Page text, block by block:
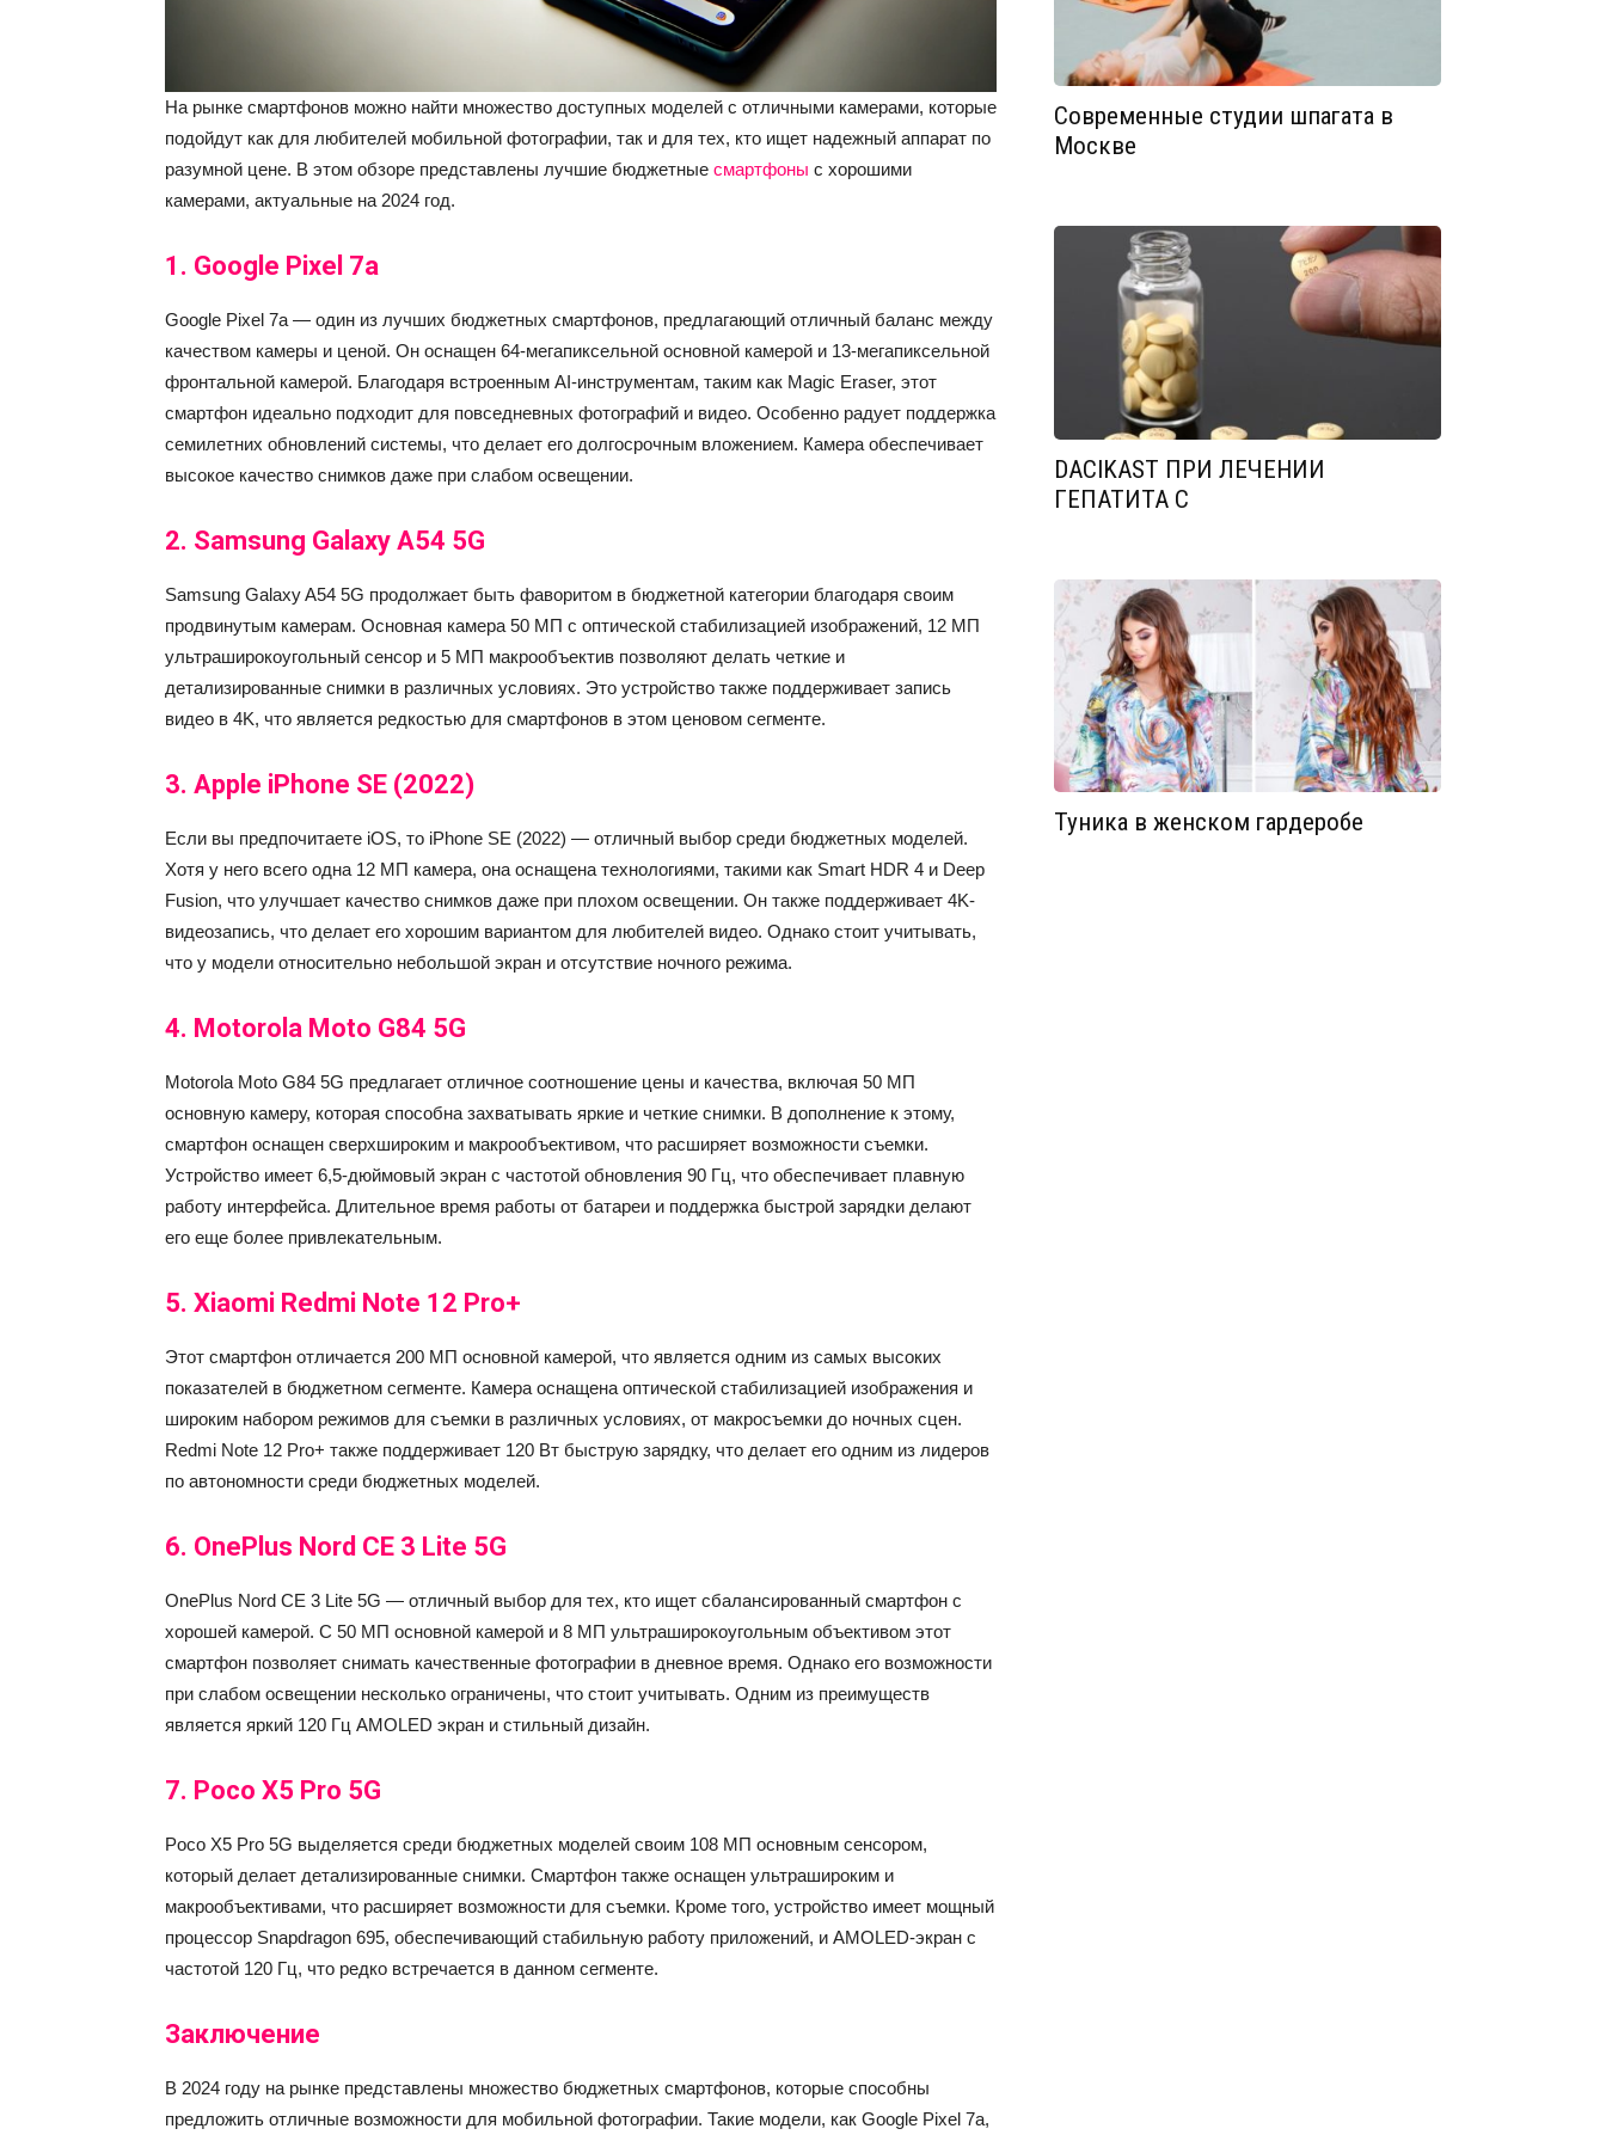
На рынке смартфонов можно найти множество доступных моделей с отличными камерами, которые
подойдут как для любителей мобильной фотографии, так и для тех, кто ищет надежный аппарат по
разумной цене. В этом обзоре представлены лучшие бюджетные смартфоны с хорошими
камерами, актуальные на 2024 год.
1. Google Pixel 7a
Google Pixel 7a — один из лучших бюджетных смартфонов, предлагающий отличный баланс между
качеством камеры и ценой. Он оснащен 64-мегапиксельной основной камерой и 13-мегапиксельной
фронтальной камерой. Благодаря встроенным AI-инструментам, таким как Magic Eraser, этот
смартфон идеально подходит для повседневных фотографий и видео. Особенно радует поддержка
семилетних обновлений системы, что делает его долгосрочным вложением. Камера обеспечивает
высокое качество снимков даже при слабом освещении​.
2. Samsung Galaxy A54 5G
Samsung Galaxy A54 5G продолжает быть фаворитом в бюджетной категории благодаря своим
продвинутым камерам. Основная камера 50 МП с оптической стабилизацией изображений, 12 МП
ультраширокоугольный сенсор и 5 МП макрообъектив позволяют делать четкие и
детализированные снимки в различных условиях. Это устройство также поддерживает запись
видео в 4K, что является редкостью для смартфонов в этом ценовом сегменте​.
3. Apple iPhone SE (2022)
Если вы предпочитаете iOS, то iPhone SE (2022) — отличный выбор среди бюджетных моделей.
Хотя у него всего одна 12 МП камера, она оснащена технологиями, такими как Smart HDR 4 и Deep
Fusion, что улучшает качество снимков даже при плохом освещении. Он также поддерживает 4K-
видеозапись, что делает его хорошим вариантом для любителей видео. Однако стоит учитывать,
что у модели относительно небольшой экран и отсутствие ночного режима.
4. Motorola Moto G84 5G
Motorola Moto G84 5G предлагает отличное соотношение цены и качества, включая 50 МП
основную камеру, которая способна захватывать яркие и четкие снимки. В дополнение к этому,
смартфон оснащен сверхшироким и макрообъективом, что расширяет возможности съемки.
Устройство имеет 6,5-дюймовый экран с частотой обновления 90 Гц, что обеспечивает плавную
работу интерфейса. Длительное время работы от батареи и поддержка быстрой зарядки делают
его еще более привлекательным​.
5. Xiaomi Redmi Note 12 Pro+
Этот смартфон отличается 200 МП основной камерой, что является одним из самых высоких
показателей в бюджетном сегменте. Камера оснащена оптической стабилизацией изображения и
широким набором режимов для съемки в различных условиях, от макросъемки до ночных сцен.
Redmi Note 12 Pro+ также поддерживает 120 Вт быструю зарядку, что делает его одним из лидеров
по автономности среди бюджетных моделей​.
6. OnePlus Nord CE 3 Lite 5G
OnePlus Nord CE 3 Lite 5G — отличный выбор для тех, кто ищет сбалансированный смартфон с
хорошей камерой. С 50 МП основной камерой и 8 МП ультраширокоугольным объективом этот
смартфон позволяет снимать качественные фотографии в дневное время. Однако его возможности
при слабом освещении несколько ограничены, что стоит учитывать. Одним из преимуществ
является яркий 120 Гц AMOLED экран и стильный дизайн.
7. Poco X5 Pro 5G
Poco X5 Pro 5G выделяется среди бюджетных моделей своим 108 МП основным сенсором,
который делает детализированные снимки. Смартфон также оснащен ультрашироким и
макрообъективами, что расширяет возможности для съемки. Кроме того, устройство имеет мощный
процессор Snapdragon 695, обеспечивающий стабильную работу приложений, и AMOLED-экран с
частотой 120 Гц, что редко встречается в данном сегменте.
Заключение
В 2024 году на рынке представлены множество бюджетных смартфонов, которые способны
предложить отличные возможности для мобильной фотографии. Такие модели, как Google Pixel 7a,
Современные студии шпагата в
Москве
DACIKAST ПРИ ЛЕЧЕНИИ
ГЕПАТИТА С
Туника в женском гардеробе